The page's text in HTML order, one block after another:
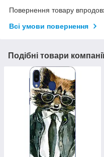
Повернення товару
Всі умови повернення
Подібні товари